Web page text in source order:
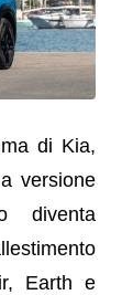
di Kia,
versione
diventa
Earth e